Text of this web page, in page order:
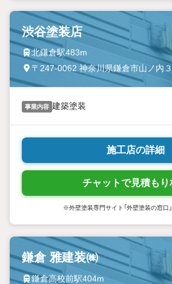
渋谷塗装店
北鎌倉駅483m
〒247-0062 神奈川県鎌倉市山ノ内
事業内容 建築塗装
施工店の詳細
チャットで見積もり
※外壁塗装専門サイト「外壁塗装の窓口
鎌倉 雅建装㈱
鎌倉高校前駅404m